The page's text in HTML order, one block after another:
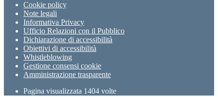
Cookie policy
Note legali
Informativa Privacy
Ufficio Relazioni con il Pubblico
Dichiarazione di accessibilità
Obiettivi di accessibilità
Whistleblowing
Gestione consensi cookie
Amministrazione trasparente
Pagina visualizzata 1404 volte